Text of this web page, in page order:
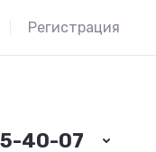
Регистрация
40-07